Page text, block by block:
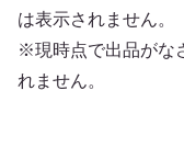
は表示されません。
※現時点で出品がな
れません。